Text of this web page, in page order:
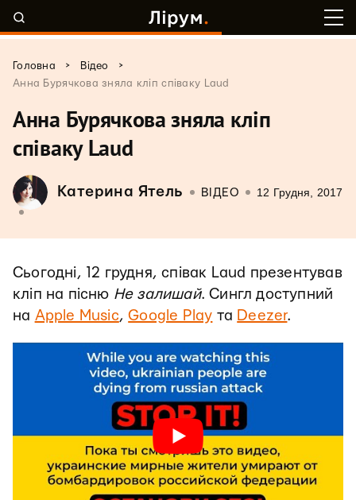
Головна > Відео
>
Анна Бурячкова зняла кліп співаку Laud
Анна Бурячкова зняла кліп
співаку Laud
Катерина Ятель ВІДЕО 12 Грудня, 2017
Сьогодні, 12 грудня, співак Laud презентував
кліп на пісню Не залишай. Сингл доступний
на Apple Music,Google Play та Deezer.